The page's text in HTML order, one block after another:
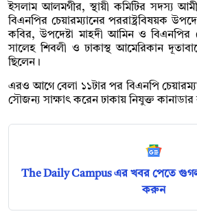
ইসলাম আলমগীর, স্থায়ী কমিটির সদস্য
বিএনপির চেয়ারম্যানের পররাষ্ট্রবিষয়ক
কবির, উপদেষ্টা মাহদী আমিন ও বিএনপির
সালেহ শিবলী ও ঢাকাস্থ আমেরিকান
ছিলেন।
এরও আগে বেলা ১১টার পর বিএনপি
সৌজন্য সাক্ষাৎ করেন ঢাকায় নিযুক্ত কানাডার
The Daily Campus এর খবর পেতে
করুন